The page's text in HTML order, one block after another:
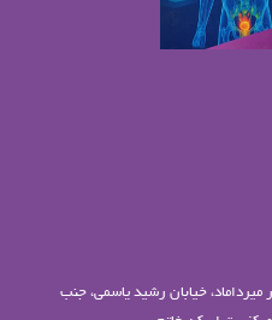
ميرداماد، خيابان رشيد ياسمي، جنب